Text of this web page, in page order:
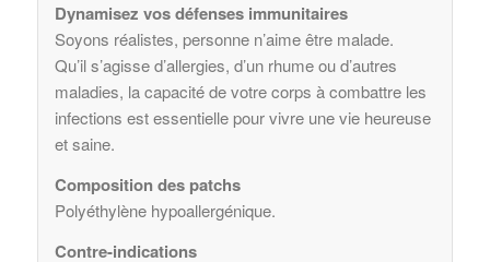
Dynamisez vos défenses immunitaires
Soyons réalistes, personne n’aime être malade.
Qu’il s’agisse d’allergies, d’un rhume ou d’autres
maladies, la capacité de votre corps à combattre les
infections est essentielle pour vivre une vie heureuse
et saine.
Composition des patchs
Polyéthylène hypoallergénique.
Contre-indications